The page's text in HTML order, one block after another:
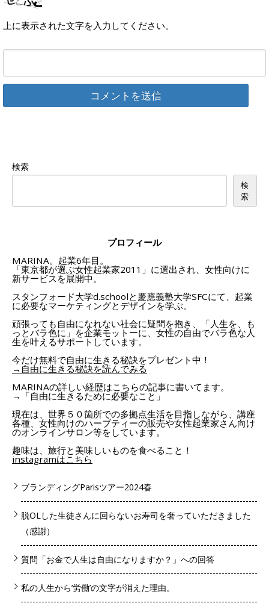
上に表示された文字を入力してください。
検索
検
索
プロフィール
MARINA。起業6年目。
「東京都が選ぶ女性起業家2011」に選出され、女性向けに
新サービスを展開中。
スタンフォード大学d.schoolと慶應義塾大学SFCにて、起業
に必要なマーケティングとデザインを学ぶ。
頑張っても自由になれない社会に疑問を抱き、「人生を、も
っとバラ色に」を企業モットーに、女性の自由でバラ色な人
生を叶えるサポートしています。
今だけ無料で自由に生きる秘訣をプレゼント中！
→自由に生きる秘訣を読んでみる
MARINAの詳しい経歴はこちらの記事に書いてます。
→「自由に生きるために必要なこと」
現在は、世界５０箇所での多拠点生活を目指しながら、講座
各種、女性向けのハーブティーの販売や女性起業家さん向け
のオンラインサロン等をしています。
趣味は、旅行と美味しいものを食べること！
instagramはこちら
ブランディングParisツアー2024春
脱OLした生徒さんに回らないお寿司を奢っていただきました
（感謝）
質問「お金で人生は自由になりますか？」への回答
私の人生から’労働’の文字が消えた理由。